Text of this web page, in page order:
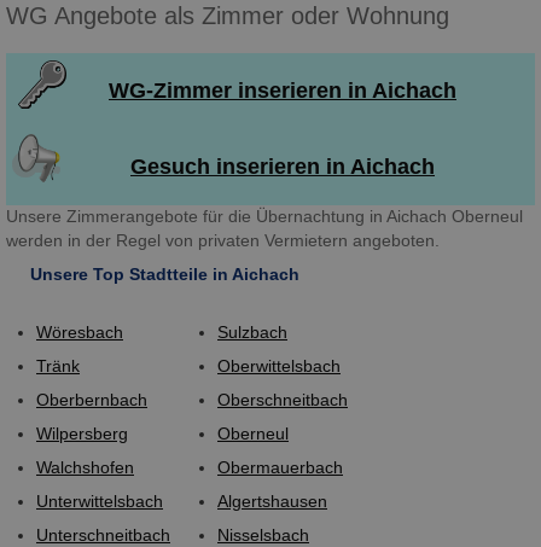
WG Angebote als Zimmer oder Wohnung
WG-Zimmer inserieren in Aichach
Gesuch inserieren in Aichach
Unsere Zimmerangebote für die Übernachtung in Aichach Oberneul
werden in der Regel von privaten Vermietern angeboten.
Unsere Top Stadtteile in Aichach
Wöresbach
Tränk
Oberbernbach
Wilpersberg
Walchshofen
Unterwittelsbach
Unterschneitbach
Sulzbach
Oberwittelsbach
Oberschneitbach
Oberneul
Obermauerbach
Algertshausen
Nisselsbach